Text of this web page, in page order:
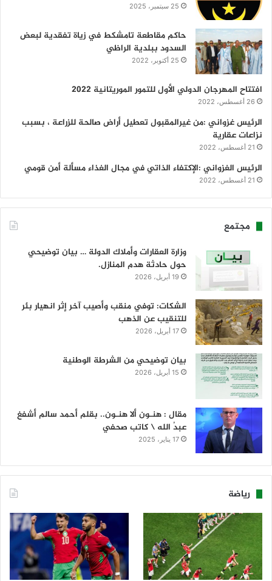
25 سبتمبر، 2025
حاكم مقاطعة تامشكط في زياة تفقدية لبعض
السدود ببلدية الراظي
25 أكتوبر، 2022
افتتاح المهرجان الدولي الأول للتمور الموريتانية 2022
26 أغسطس، 2022
الرئيس غزواني :من غيرالمقبول تعطيل أراض صالحة للزراعة ، بسبب
نزاعات عقارية
21 أغسطس، 2022
الرئيس الغزواني :الإكتفاء الذاتي في مجال الغذاء مسألة أمن قومي
21 أغسطس، 2022
مجتمع
وزارة العقارات وأملاك الدولة … بيان توضيحي
حول حادثة هدم المنازل.
19 أبريل، 2026
الشكات: توفي منقب وأصيب آخر إثر انهيار بئر
للتنقيب عن الذهب
17 أبريل، 2026
بيان توضيحي من الشرطة الوطنية
15 أبريل، 2026
مقال : هنـون ألا هنـون.. بقلم أحمد سالم أشفغ
عبدُ الله \ كاتب صحفي
17 يناير، 2025
رياضة